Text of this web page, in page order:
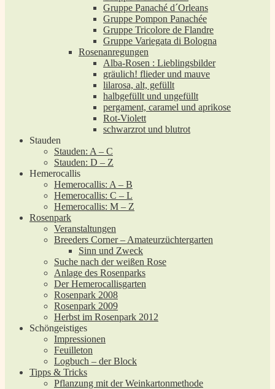
Gruppe Panaché d´Orleans
Gruppe Pompon Panachée
Gruppe Tricolore de Flandre
Gruppe Variegata di Bologna
Rosenanregungen
Alba-Rosen : Lieblingsbilder
gräulich! flieder und mauve
lilarosa, alt, gefüllt
halbgefüllt und ungefüllt
pergament, caramel und aprikose
Rot-Violett
schwarzrot und blutrot
Stauden
Stauden: A – C
Stauden: D – Z
Hemerocallis
Hemerocallis: A – B
Hemerocallis: C – L
Hemerocallis: M – Z
Rosenpark
Veranstaltungen
Breeders Corner – Amateurzüchtergarten
Sinn und Zweck
Suche nach der weißen Rose
Anlage des Rosenparks
Der Hemerocallisgarten
Rosenpark 2008
Rosenpark 2009
Herbst im Rosenpark 2012
Schöngeistiges
Impressionen
Feuilleton
Logbuch – der Block
Tipps & Tricks
Pflanzung mit der Weinkartonmethode